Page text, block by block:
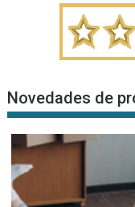
Novedades de